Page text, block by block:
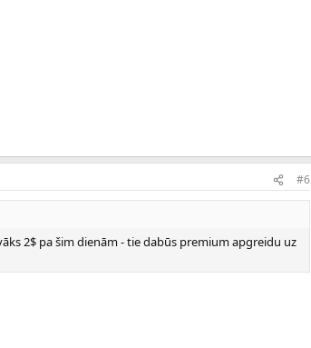
#6
2$ pa šim dienām - tie dabūs premium apgreidu uz